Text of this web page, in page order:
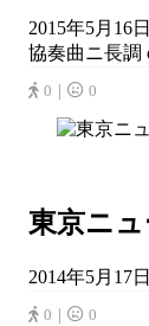
2015年5月16
協奏曲ニ長調
0｜ 0
東京ニ
2014年5月17
0｜ 0